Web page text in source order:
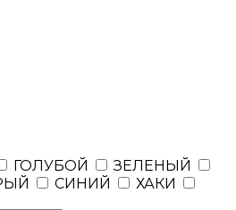
ГОЛУБОЙ
ЗЕЛЕНЫЙ
СИНИЙ
ХАКИ